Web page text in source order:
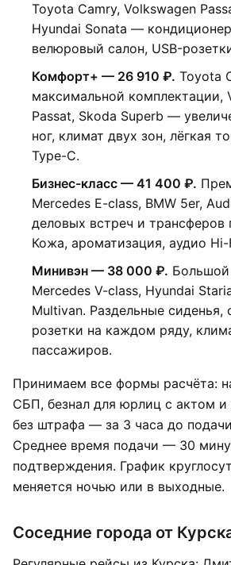
Toyota Camry, Volkswagen
Hyundai Sonata —
велюровый салон, USB-
Комфорт+ — 26 910 ₽. Toyota
максимальной комплектации,
Passat, Skoda Superb —
ног, климат двух зон, лёгкая
Type-C.
Бизнес-класс — 41 400 ₽.
Mercedes E-class, BMW 5er,
деловых встреч и трансферов
Кожа, ароматизация, аудио Hi-
Минивэн — 38 000 ₽.
Mercedes V-class, Hyundai
Multivan. Раздельные сиденья,
розетки на каждом ряду,
пассажиров.
Принимаем все формы расчёта:
СБП, безнал для юрлиц с актом
без штрафа — за 3 часа до
Среднее время подачи — 30
подтверждения. График
меняется ночью или в выходные.
Соседние города от